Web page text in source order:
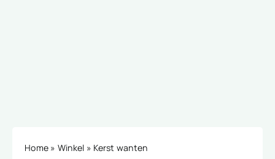
Home » Winkel » Kerst wanten